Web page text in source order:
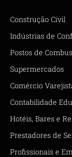
Construção Civil
Indústrias de
Postos de
Supermercados
Comércio
Contabilidade
Hotéis, Bares e
Prestadores de
Profissionais e